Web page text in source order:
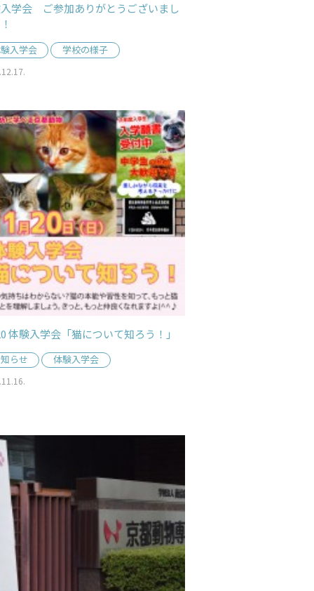
学会 ご参加ありがとうございまし
入学会 学校の様子
体験入学会「猫について知ろう！」
らせ 体験入学会